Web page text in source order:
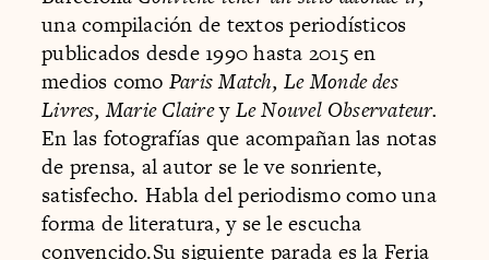
una compilación de textos periodísticos
publicados desde 1990 hasta 2015 en
medios como Paris Match, Le Monde des
Livres, Marie ClaireyLe Nouvel Observateur.
En las fotografías que acompañan las notas
de prensa, al autor se le ve sonriente,
satisfecho. Habla del periodismo como una
forma de literatura, y se le escucha
convencido.Su siguiente parada es la Feria